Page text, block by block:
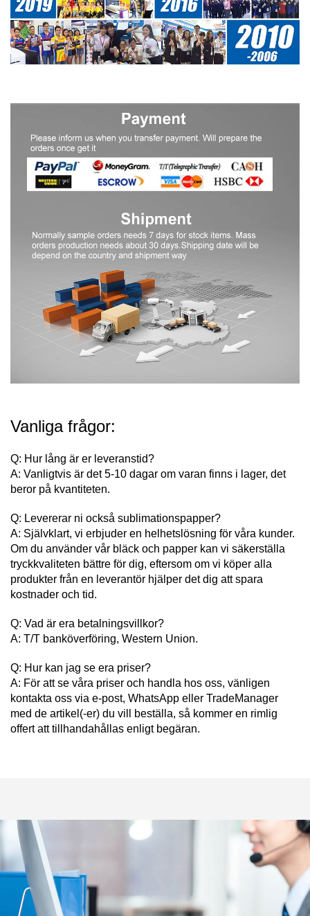
Vanliga frågor:
Q: Hur lång är er leveranstid?
A: Vanligtvis är det 5-10 dagar om varan finns i lager, det
beror på kvantiteten.
Q: Levererar ni också sublimationspapper?
A: Självklart, vi erbjuder en helhetslösning för våra kunder.
Om du använder vår bläck och papper kan vi säkerställa
tryckkvaliteten bättre för dig, eftersom om vi köper alla
produkter från en leverantör hjälper det dig att spara
kostnader och tid.
Q: Vad är era betalningsvillkor?
A: T/T banköverföring, Western Union.
Q: Hur kan jag se era priser?
A: För att se våra priser och handla hos oss, vänligen
kontakta oss via e-post, WhatsApp eller TradeManager
med de artikel(-er) du vill beställa, så kommer en rimlig
offert att tillhandahållas enligt begäran.